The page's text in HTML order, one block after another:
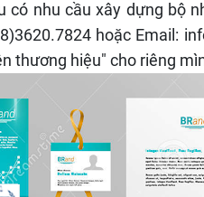
có nhu cầu xây dựng bộ
hoặc Email:
thương hiệu" cho riêng